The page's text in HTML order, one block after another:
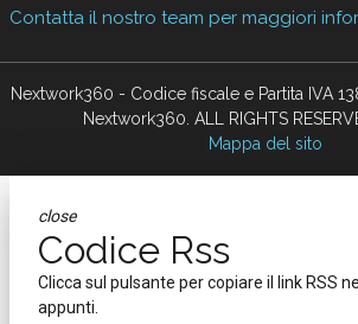
Contatta il nostro team per maggiori
Nextwork360 - Codice fiscale e Partita IVA
Nextwork360. ALL RIGHTS
Mappa del sito
close
Codice Rss
Clicca sul pulsante per copiare il link RSS
appunti.